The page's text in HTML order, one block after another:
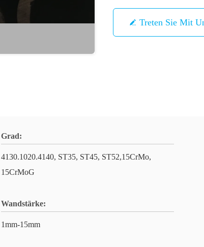
Treten Sie Mit
Grad:
4130.1020.4140, ST35, ST45, ST52,15CrMo,
15CrMoG
Wandstärke:
1mm-15mm